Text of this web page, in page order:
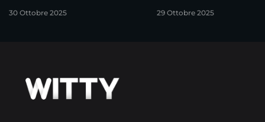
30 Ottobre 2025 29 Ottobre 2025